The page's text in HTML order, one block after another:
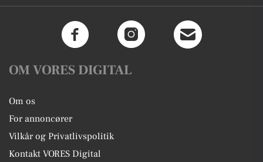
OM VORES DIGITAL
Om os
For annoncører
Vilkår og Privatlivspolitik
Kontakt VORES Digital